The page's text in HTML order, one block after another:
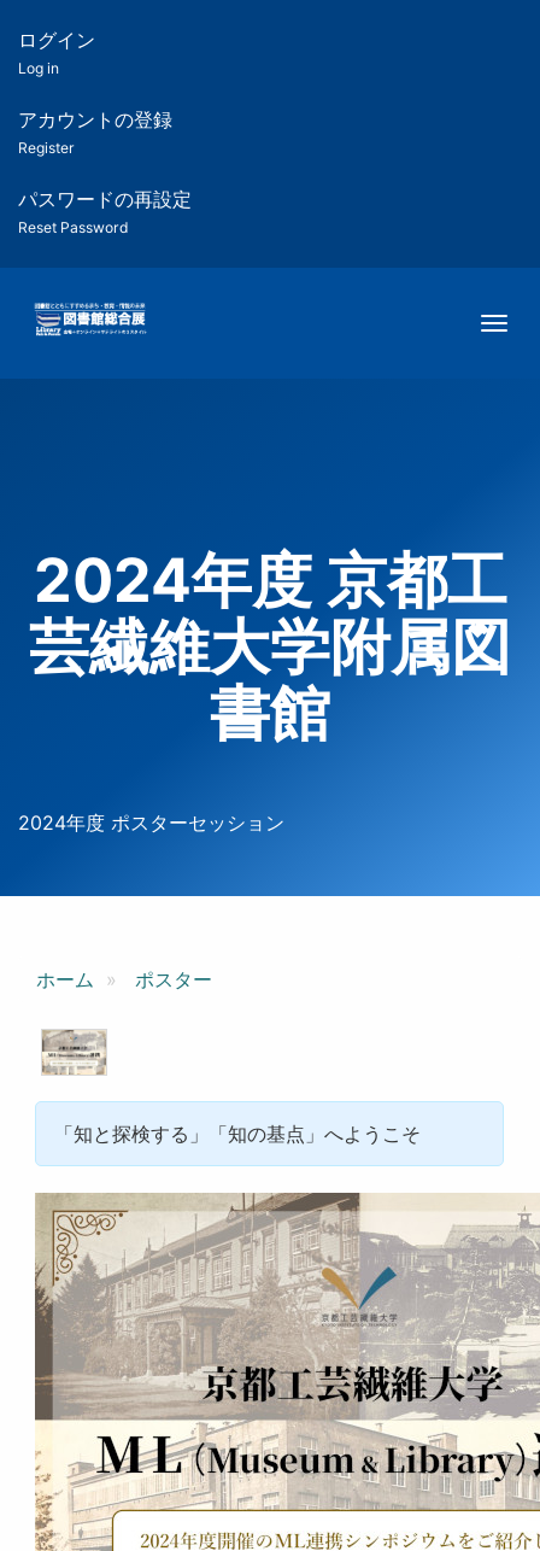
ツ
匿
名
ユ
ー
ー
用
メ
ログイン
Log in
アカウントの登録
Register
パスワードの再設定
Reset Password
2024年度 京都工
芸繊維大学附属図
書館
2024年度 ポスターセッション
ホーム ポスター
「知と探検する」「知の基点」へようこそ